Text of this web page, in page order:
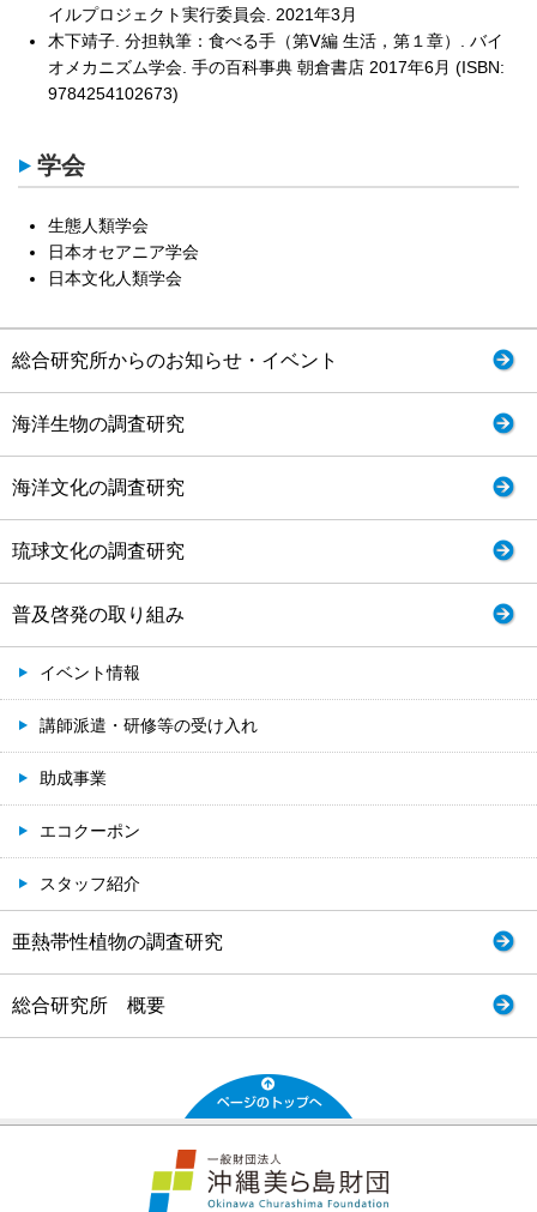
イルプロジェクト実行委員会. 2021年3月
木下靖子. 分担執筆：食べる手（第Ⅴ編 生活，第１章）. バイ
オメカニズム学会. 手の百科事典 朝倉書店 2017年6月 (ISBN:
9784254102673)
学会
生態人類学会
日本オセアニア学会
日本文化人類学会
総合研究所からのお知らせ・イベント
海洋生物の調査研究
海洋文化の調査研究
琉球文化の調査研究
普及啓発の取り組み
イベント情報
講師派遣・研修等の受け入れ
助成事業
エコクーポン
スタッフ紹介
亜熱帯性植物の調査研究
総合研究所 概要